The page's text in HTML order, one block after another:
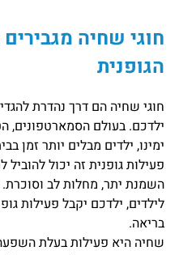
חוגי שחיה
הגופנית
חוגי שחיה הם דרך נהדרת
ילדכם. בעולם הסמארטפונים,
ימינו, ילדים מבלים יותר זמן
פעילות גופנית זה יכול להוביל
השמנת יתר, מחלות לב
לילדים, ילדכם יקבל פעילות
בריאה.
שחיה היא פעילות בעלת